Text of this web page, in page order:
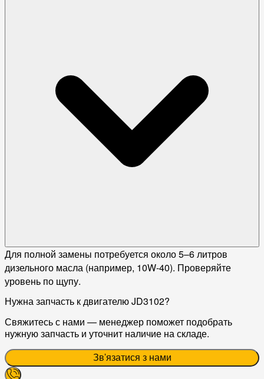
Для полной замены потребуется около 5–6 литров
дизельного масла (например, 10W-40). Проверяйте
уровень по щупу.
Нужна запчасть к двигателю JD3102?
Свяжитесь с нами — менеджер поможет подобрать
нужную запчасть и уточнит наличие на складе.
Зв'язатися з нами